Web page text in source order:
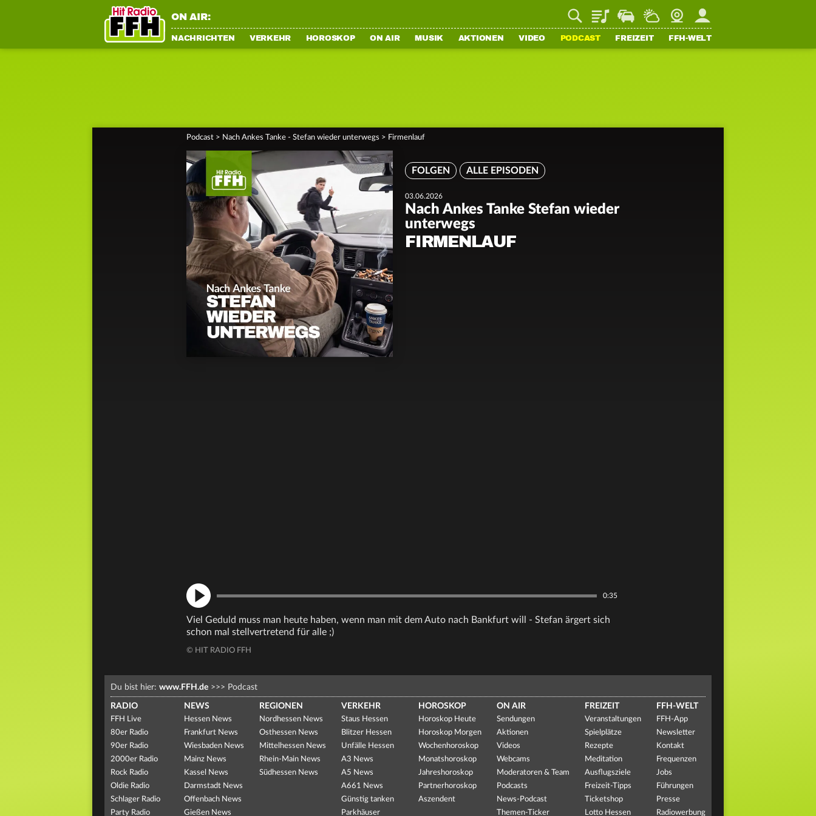
ON AIR: PlaylistStaupilotWetterWebcamMein FFH
NACHRICHTEN VERKEHR HOROSKOP ON AIR MUSIK AKTIONEN VIDEO PODCAST FREIZEIT FFH-WELT
Podcast > Nach Ankes Tanke - Stefan wieder unterwegs > Firmenlauf
FOLGEN ALLE EPISODEN
03.06.2026
Nach Ankes Tanke Stefan wieder
unterwegs
FIRMENLAUF
0:35
Viel Geduld muss man heute haben, wenn man mit dem Auto nach Bankfurt will - Stefan ärgert sich
schon mal stellvertretend für alle ;)
© HIT RADIO FFH
Du bist hier: www.FFH.de >>> Podcast
RADIO
FFH Live
80er Radio
90er Radio
2000er Radio
Rock Radio
Oldie Radio
Schlager Radio
Party Radio
NEWS
Hessen News
Frankfurt News
Wiesbaden News
Mainz News
Kassel News
Darmstadt News
Offenbach News
Gießen News
REGIONEN
Nordhessen News
Osthessen News
Mittelhessen News
Rhein-Main News
Südhessen News
VERKEHR
Staus Hessen
Blitzer Hessen
Unfälle Hessen
A3 News
A5 News
A661 News
Günstig tanken
Parkhäuser
HOROSKOP
Horoskop Heute
Horoskop Morgen
Wochenhoroskop
Monatshoroskop
Jahreshoroskop
Partnerhoroskop
Aszendent
ON AIR
Sendungen
Aktionen
Videos
Webcams
Moderatoren & Team
Podcasts
News-Podcast
Themen-Ticker
FREIZEIT
Veranstaltungen
Spielplätze
Rezepte
Meditation
Ausflugsziele
Freizeit-Tipps
Ticketshop
Lotto Hessen
FFH-WELT
FFH-App
Newsletter
Kontakt
Frequenzen
Jobs
Führungen
Presse
Radiowerbung